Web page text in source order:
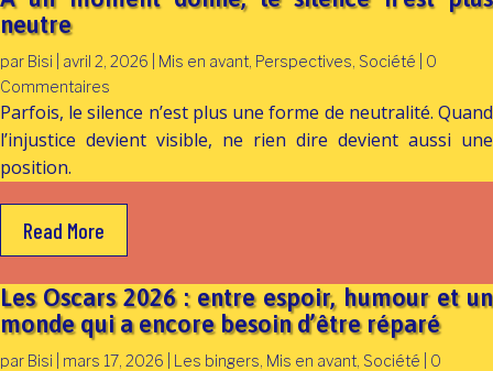
neutre
par Bisi avril 2, 2026 Mis en avant, Perspectives, Société | 0
Commentaires
Parfois, le silence n’est plus une forme de neutralité. Quand
l’injustice devient visible, ne rien dire devient aussi une
position.
Read More
Les Oscars 2026 : entre espoir, humour et un
monde qui a encore besoin d’être réparé
par Bisi mars 17, 2026 Les bingers, Mis en avant, Société | 0